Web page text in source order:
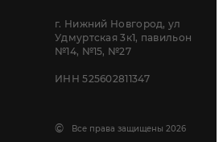
г. Нижний Новгород, ул
Удмуртская 3к1, павильон
№14, №15, №27
ИНН 525602811347
© Все права защищены 2026